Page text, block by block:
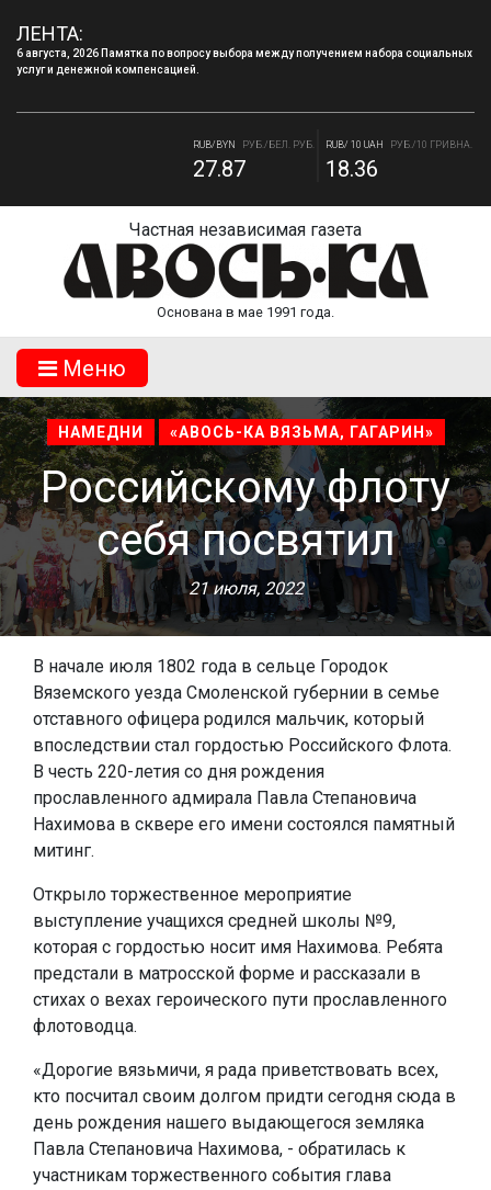
ЛЕНТА:
4 августа, 2026 «Мы встретимся снова!!!»: как завершилась вторая лагерная
услуг и денежной компенсацией.
РУБ./ДОЛЛАР RUB/EUR
RUB/BYN РУБ./БЕЛ. РУБ.
27.87
RUB/ 10 UAH РУБ./10 ГРИВНА.
18.36
Частная независимая газета
Основана в мае 1991 года.
Mеню
НАМЕДНИ «АВОСЬ-КА ВЯЗЬМА, ГАГАРИН»
Российскому флоту
себя посвятил
21 июля, 2022
В начале июля 1802 года в сельце Городок
Вяземского уезда Смоленской губернии в семье
отставного офицера родился мальчик, который
впоследствии стал гордостью Российского Флота.
В честь 220-летия со дня рождения
прославленного адмирала Павла Степановича
Нахимова в сквере его имени состоялся памятный
митинг.
Открыло торжественное мероприятие
выступление учащихся средней школы №9,
которая с гордостью носит имя Нахимова. Ребята
предстали в матросской форме и рассказали в
стихах о вехах героического пути прославленного
флотоводца.
«Дорогие вязьмичи, я рада приветствовать всех,
кто посчитал своим долгом придти сегодня сюда в
день рождения нашего выдающегося земляка
Павла Степановича Нахимова, - обратилась к
участникам торжественного события глава